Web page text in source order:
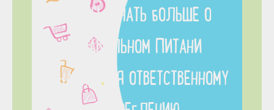
ЧТОБЫ УЗНАТЬ БОЛЬШЕ О
ПРАВИЛЬНОМ ПИТАНИ
И НАУЧИТЬСЯ ОТВЕТСТВЕННОМУ